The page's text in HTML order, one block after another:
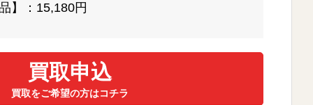
】：15,180円
買取申込
買取をご希望の方はコチラ